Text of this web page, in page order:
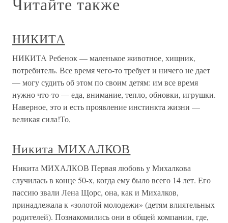
НИКИТА
НИКИТА Ребенок — маленькое животное, хищник,
потребитель. Все время чего-то требует и ничего не дает
— могу судить об этом по своим детям: им все время
нужно что-то — еда, внимание, тепло, обновки, игрушки.
Наверное, это и есть проявление инстинкта жизни —
великая сила!То,
Никита МИХАЛКОВ
Никита МИХАЛКОВ Первая любовь у Михалкова
случилась в конце 50-х, когда ему было всего 14 лет. Его
пассию звали Лена Щорс, она, как и Михалков,
принадлежала к «золотой молодежи» (детям влиятельных
родителей). Познакомились они в общей компании, где,